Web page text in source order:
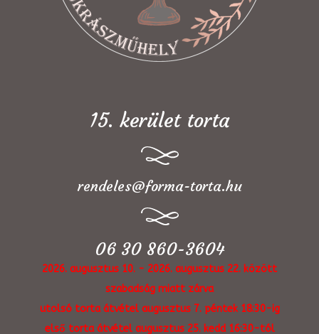
15. kerület torta
rendeles@forma-torta.hu
06 30 860-3604
2026. augusztus 10. - 2026. augusztus 22. között
szabadság miatt zárva
utolsó torta átvétel augusztus 7. péntek 18:30-ig
első torta átvétel augusztus 25. kedd 16:30-tól